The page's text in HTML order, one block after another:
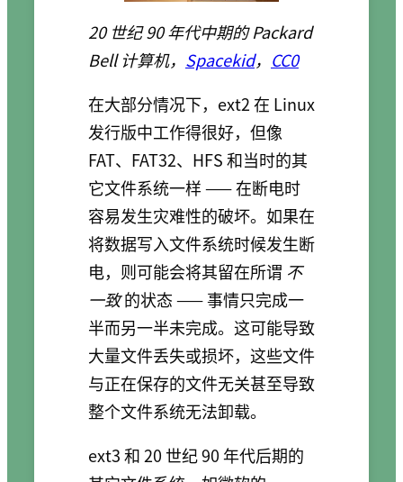
20 世纪 90 年代中期的 Packard
Bell 计算机， Spacekid， CC0
在大部分情况下，ext2 在 Linux
发行版中工作得很好，但像
FAT、FAT32、HFS 和当时的其
它文件系统一样 —— 在断电时
容易发生灾难性的破坏。如果在
将数据写入文件系统时候发生断
电，则可能会将其留在所谓 不
一致的状态 —— 事情只完成一
半而另一半未完成。这可能导致
大量文件丢失或损坏，这些文件
与正在保存的文件无关甚至导致
整个文件系统无法卸载。
ext3 和 20 世纪 90 年代后期的